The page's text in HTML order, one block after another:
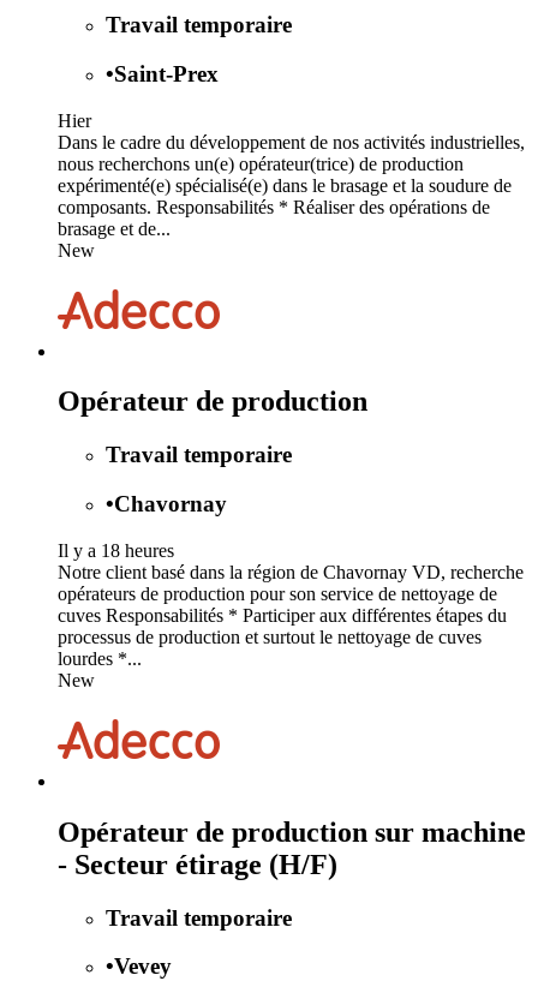
Travail temporaire
•Saint-Prex
Hier
Dans le cadre du développement de nos activités industrielles,
nous recherchons un(e) opérateur(trice) de production
expérimenté(e) spécialisé(e) dans le brasage et la soudure de
composants. Responsabilités * Réaliser des opérations de
brasage et de...
New
Opérateur de production
Travail temporaire
•Chavornay
Il y a 18 heures
Notre client basé dans la région de Chavornay VD, recherche
opérateurs de production pour son service de nettoyage de
cuves Responsabilités * Participer aux différentes étapes du
processus de production et surtout le nettoyage de cuves
lourdes *...
New
Opérateur de production sur machine
- Secteur étirage (H/F)
Travail temporaire
•Vevey